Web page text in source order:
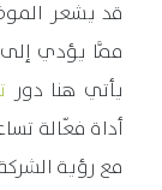
قد يشعر
ممَّا يؤدي إلى
يأتي هنا دور
أداة فعّالة
مع رؤية